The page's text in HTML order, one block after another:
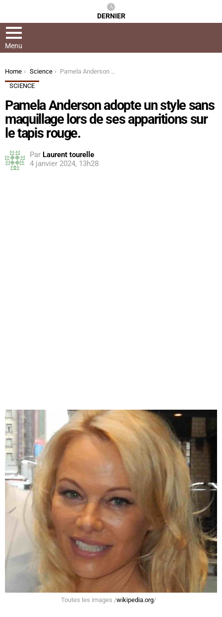
DERNIER
Menu
You are here:
Home Science
Pamela Anderson adopte un style sans maquillage lors de ses apparitions sur le tapis rouge.
SCIENCE
Pamela Anderson adopte un style sans
maquillage lors de ses apparitions sur
le tapis rouge.
Par Laurent tourelle
4 janvier 2024, 13h28
Toutes les images /wikipedia.org/